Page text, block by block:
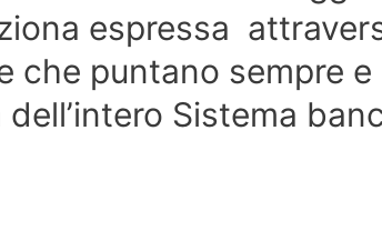
espressa
che puntano sempre
Sistema